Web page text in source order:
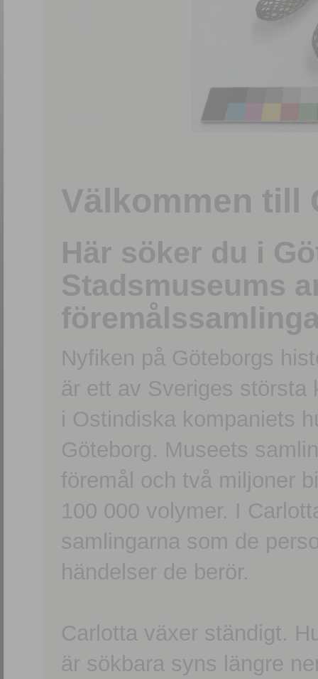
Välkommen till
Här söker du i
Stadsmuseums
Nyfiken på Göteborgs
är ett av Sveriges största
i Ostindiska kompaniets
Göteborg. Museets
föremål och två miljoner
100 000 volymer. I
samlingarna som de
händelser de berör.
Carlotta växer ständigt.
är sökbara syns längre